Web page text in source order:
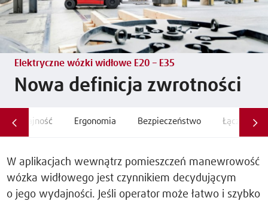
Elektryczne wózki widłowe E20 – E35
Nowa definicja zwrotności
Wydajność Ergonomia Bezpieczeństwo Łączność
W aplikacjach wewnątrz pomieszczeń manewrowość
wózka widłowego jest czynnikiem decydującym
o jego wydajności. Jeśli operator może łatwo i szybko